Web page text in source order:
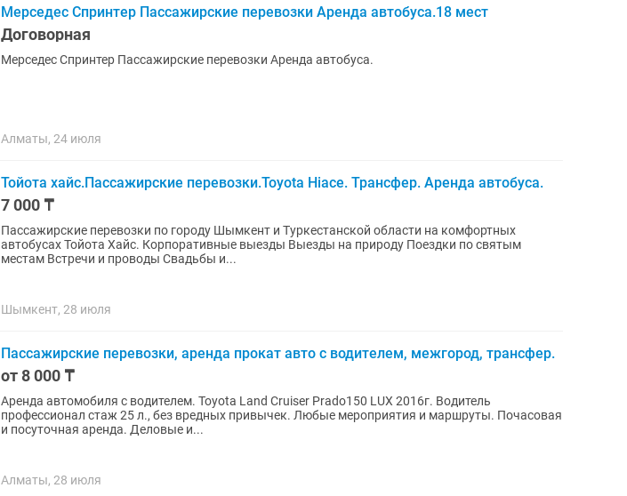
Мерседес Спринтер Пассажирские перевозки Аренда автобуса.18 мест
Договорная
Мерседес Спринтер Пассажирские перевозки Аренда автобуса.
Алматы, 24 июля
Тойота хайс.Пассажирские перевозки.Toyota Hiace. Трансфер. Аренда автобуса.
7 000 ₸
Пассажирские перевозки по городу Шымкент и Туркестанской области на комфортных
автобусах Тойота Хайс. Корпоративные выезды Выезды на природу Поездки по святым
местам Встречи и проводы Свадьбы и...
Шымкент, 28 июля
Пассажирские перевозки, аренда прокат авто с водителем, межгород, трансфер.
от 8 000 ₸
Аренда автомобиля с водителем. Toyota Land Cruiser Prado150 LUX 2016г. Водитель
профессионал стаж 25 л., без вредных привычек. Любые мероприятия и маршруты. Почасовая
и посуточная аренда. Деловые и...
Алматы, 28 июля